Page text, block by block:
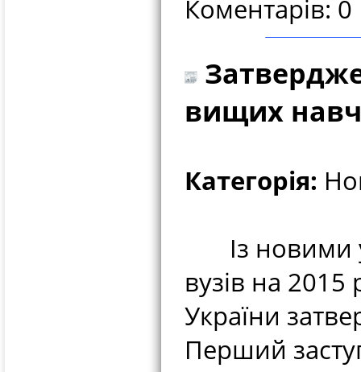
Коментарів:
вищих
Категорія:
Із новими
вузів на 2015
України
Перший